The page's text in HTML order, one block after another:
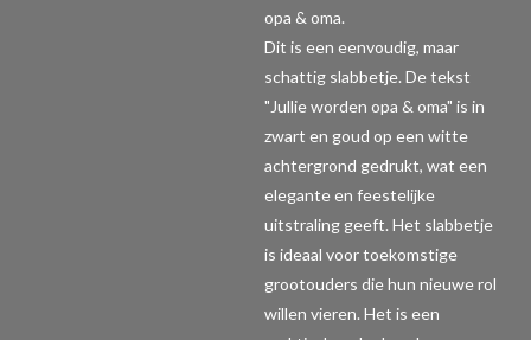
opa & oma.
Dit is een eenvoudig, maar
schattig slabbetje. De tekst
"Jullie worden opa & oma" is in
zwart en goud op een witte
achtergrond gedrukt, wat een
elegante en feestelijke
uitstraling geeft. Het slabbetje
is ideaal voor toekomstige
grootouders die hun nieuwe rol
willen vieren. Het is een